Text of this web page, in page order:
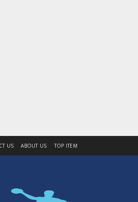
US ABOUT US TOP ITEM